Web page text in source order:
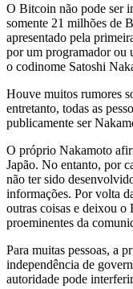
O Bitcoin não pode ser
somente 21 milhões de
apresentado pela
por um programador ou
o codinome Satoshi
Houve muitos rumores
entretanto, todas as
publicamente ser
O próprio Nakamoto
Japão. No entanto, por
não ter sido
informações. Por volta
outras coisas e deixou o
proeminentes da
Para muitas pessoas, a
independência de
autoridade pode